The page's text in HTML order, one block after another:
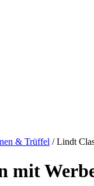
& Trüffel /Lindt